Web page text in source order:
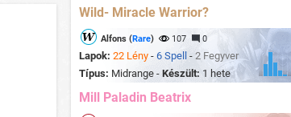
Wild- Miracle Warrior?
Alfons (Rare) 107 0
Lapok: 22 Lény - 6 Spell - 2 Fegyver
Típus: Midrange - Készült: 1 hete
Mill Paladin Beatrix